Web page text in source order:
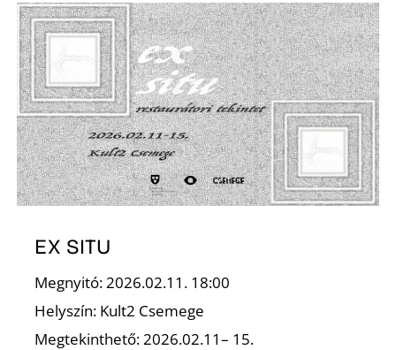
EX SITU
Megnyitó: 2026.02.11. 18:00
Helyszín: Kult2 Csemege
Megtekinthető: 2026.02.11– 15.